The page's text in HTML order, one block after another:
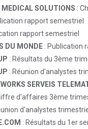
MEDICAL SOLUTIONS :
rapport semestriel
rapport semestriel
DU MONDE : Publication
: Résultats du 3ème
: Réunion d'analystes
SERVEIS
d'affaires 3ème
d'analystes
: Résultats du 1er